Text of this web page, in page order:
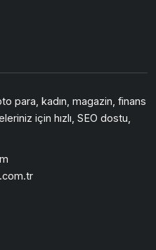
para, kadın, magazin, finans
için hızlı, SEO dostu,